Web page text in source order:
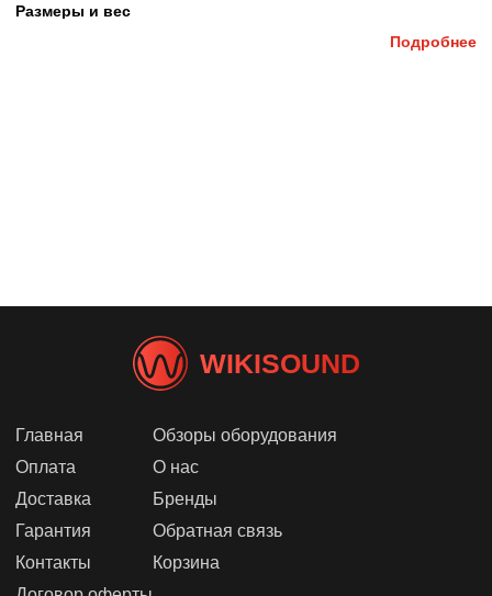
зависимости от желаемого размера.
Размеры и вес
Подробнее
WIKISOUND
Главная
Оплата
Доставка
Гарантия
Контакты
Обзоры оборудования
О нас
Бренды
Обратная связь
Корзина